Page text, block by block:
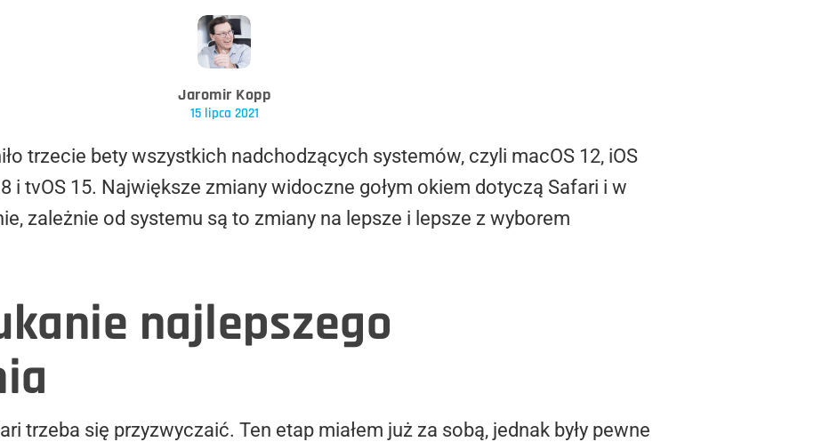
Jaromir Kopp
15 lipca 2021
trzecie bety wszystkich nadchodzących systemów, czyli macOS 12, iOS
i tvOS 15. Największe zmiany widoczne gołym okiem dotyczą Safari i w
zależnie od systemu są to zmiany na lepsze i lepsze z wyborem
najlepszego
trzeba się przyzwyczaić. Ten etap miałem już za sobą, jednak były pewne